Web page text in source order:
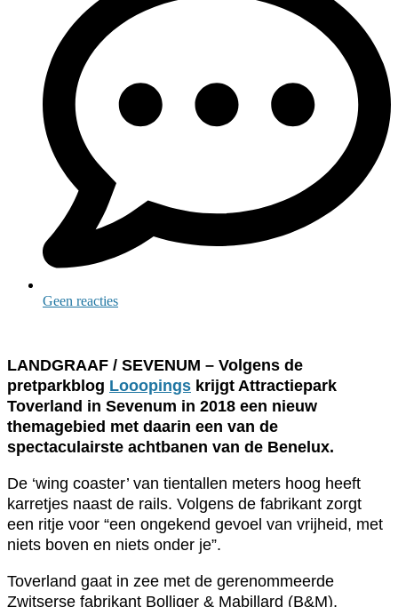
Geen reacties
LANDGRAAF / SEVENUM – Volgens de
pretparkblog Looopings krijgt Attractiepark
Toverland in Sevenum in 2018 een nieuw
themagebied met daarin een van de
spectaculairste achtbanen van de Benelux.
De ‘wing coaster’ van tientallen meters hoog heeft
karretjes naast de rails. Volgens de fabrikant zorgt
een ritje voor “een ongekend gevoel van vrijheid, met
niets boven en niets onder je”.
Toverland gaat in zee met de gerenommeerde
Zwitserse fabrikant Bolliger & Mabillard (B&M),